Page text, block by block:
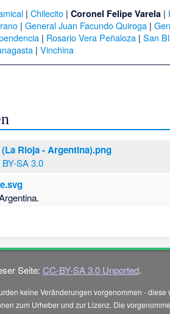
| Chilecito| Coronel Felipe Varela|
| General Juan Facundo Quiroga|
| Rosario Vera Peñaloza |San
|Vinchina
Rioja - Argentina).png
SA 3.0
Seite: CC-BY-SA 3.0 Unported.
keine Veränderungen vorgenommen -
zum Urheber und zur Lizenz. Die